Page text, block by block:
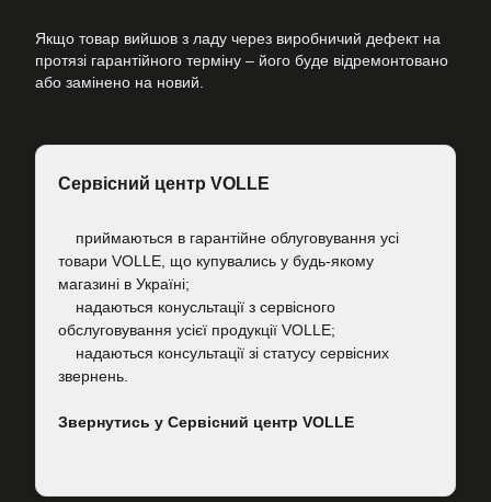
Якщо товар вийшов з ладу через виробничий дефект на
протязі гарантійного терміну – його буде відремонтовано
або замінено на новий.
Сервісний центр VOLLE
приймаються в гарантійне облуговування усі
товари VOLLE, що купувались у будь-якому
магазині в Україні;
надаються конусльтації з сервісного
обслуговування усієї продукції VOLLE;
надаються консультації зі статусу сервісних
звернень.
Звернутись у Сервісний центр VOLLE